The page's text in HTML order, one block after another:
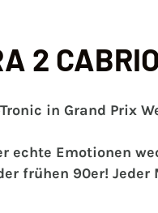
2
in Grand
Emotionen
frühen 90er!